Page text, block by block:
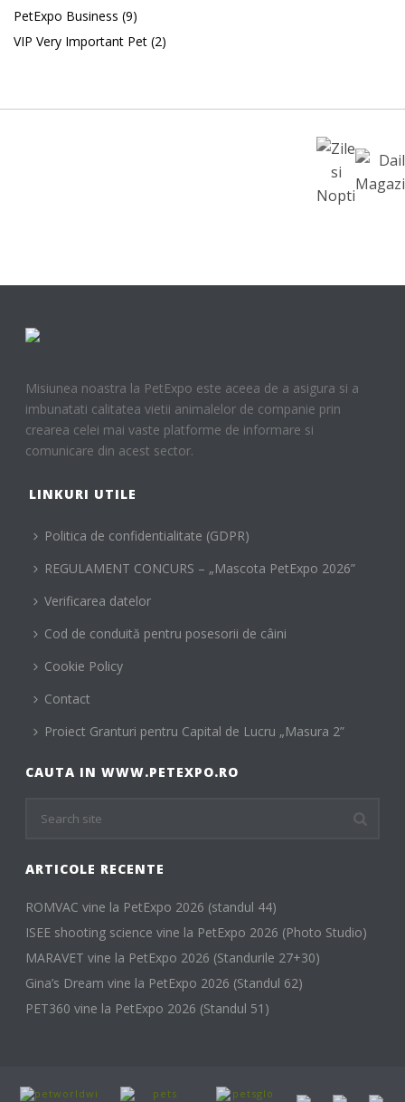
PetExpo Business (9)
VIP Very Important Pet (2)
Misiunea noastra la PetExpo este aceea de a asigura si a
imbunatati calitatea vietii animalelor de companie prin
crearea celei mai vaste platforme de informare si
comunicare din acest sector.
LINKURI UTILE
Politica de confidentialitate (GDPR)
REGULAMENT CONCURS – „Mascota PetExpo 2026”
Verificarea datelor
Cod de conduită pentru posesorii de câini
Cookie Policy
Contact
Proiect Granturi pentru Capital de Lucru „Masura 2”
CAUTA IN WWW.PETEXPO.RO
ARTICOLE RECENTE
ROMVAC vine la PetExpo 2026 (standul 44)
ISEE shooting science vine la PetExpo 2026 (Photo Studio)
MARAVET vine la PetExpo 2026 (Standurile 27+30)
Gina’s Dream vine la PetExpo 2026 (Standul 62)
PET360 vine la PetExpo 2026 (Standul 51)